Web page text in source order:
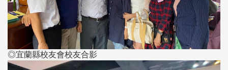
◎宜蘭縣校友會校友合影